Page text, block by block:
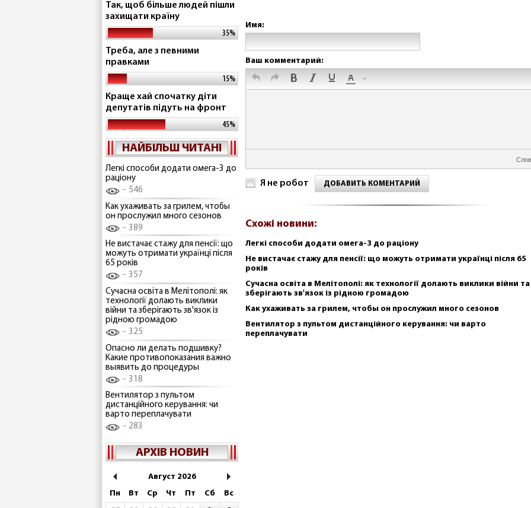
Так, щоб більше людей пішли
захищати країну
35%
Треба, але з певними
правками
15%
Краще хай спочатку діти
депутатів підуть на фронт
45%
НАЙБІЛЬШ ЧИТАНІ
Легкі способи додати омега-3 до
раціону
546
Как ухаживать за грилем, чтобы
он прослужил много сезонов
389
Не вистачає стажу для пенсії: що
можуть отримати українці після
65 років
357
Сучасна освіта в Мелітополі: як
технології долають виклики
війни та зберігають зв'язок із
рідною громадою
325
Опасно ли делать подшивку?
Какие противопоказания важно
выявить до процедуры
318
Вентилятор з пультом
дистанційного керування: чи
варто переплачувати
283
АРХІВ НОВИН
Август 2026
Пн
Вт Ср Чт Пт Сб
Вс
Имя:
Ваш комментарий:
Я не робот ДОБАВИТЬ КОМЕНТАРИЙ
Схожі новини:
Легкі способи додати омега-3 до раціону
Не вистачає стажу для пенсії: що можуть отримати українці після 65
років
Сучасна освіта в Мелітополі: як технології долають виклики війни та
зберігають зв'язок із рідною громадою
Как ухаживать за грилем, чтобы он прослужил много сезонов
Вентилятор з пультом дистанційного керування: чи варто
переплачувати